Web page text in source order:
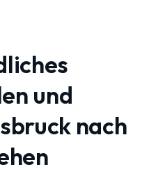
und
nach